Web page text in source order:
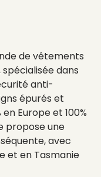
de vêtements
dans
anti-
épurés et
Europe et 100%
propose une
avec
et en Tasmanie